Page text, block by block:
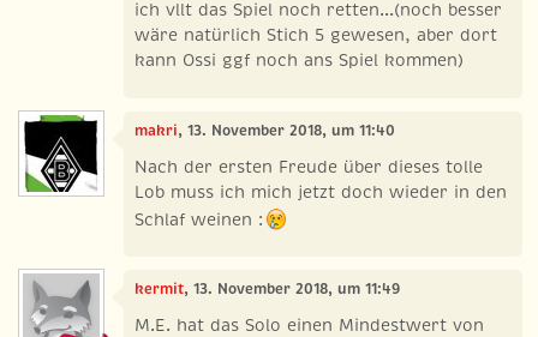
ich vllt das Spiel noch retten...(noch besser
wäre natürlich Stich 5 gewesen, aber dort
kann Ossi ggf noch ans Spiel kommen)
makri, 13. November 2018, um 11:40
Nach der ersten Freude über dieses tolle
Lob muss ich mich jetzt doch wieder in den
Schlaf weinen :
kermit, 13. November 2018, um 11:49
M.E. hat das Solo einen Mindestwert von